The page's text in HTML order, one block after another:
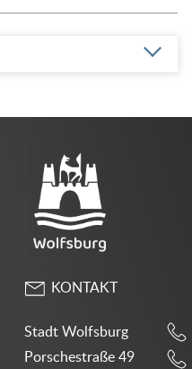
KONTAKT
Stadt Wolfsburg
Porschestraße 49